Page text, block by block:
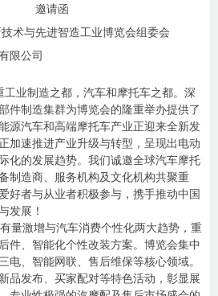
邀请函
术与先进智造工业博览会组委会
限公司
工业制造之都，汽车和摩托车之都。深
件制造集群为博览会的隆重举办提供了
源汽车和高端摩托车产业正迎来全新发
加速推进产业升级与转型，呈现出电动
化的发展趋势。 我们诚邀全球汽车摩托
制造商、服务机构及文化机构共聚重
好者与从业者积极参与，携手推动中国
发展！
量激增与汽车消费个性化两大趋势，重
件、智能化个性改装方案。博览会集中
电、智能网联、售后维保等核心领域。
品发布、买家配对等特色活动，彰显展